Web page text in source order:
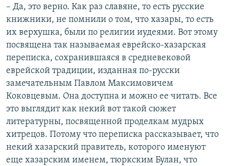
– Да, это верно. Как раз славяне, то есть русские
книжники, не помнили о том, что хазары, то есть
их верхушка, были по религии иудеями. Вот этому
посвящена так называемая еврейско-хазарская
переписка, сохранившаяся в средневековой
еврейской традиции, изданная по-русски
замечательным Павлом Максимовичем
Коковцевым. Она доступна и можно ее читать. Все
это выглядит как некий вот такой сюжет
литературны, посвященной проделкам мудрых
хитрецов. Потому что переписка рассказывает, что
некий хазарский правитель, которого именуют
еще хазарским именем, тюркским Булан, что